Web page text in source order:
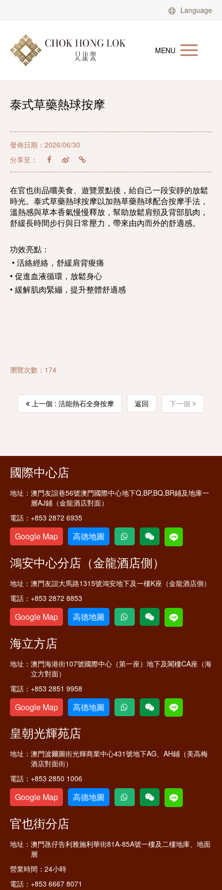
Language
MENU
泰式草藥熱球按摩
發佈日期：2026/06/30
分享至：
在官也街品嚐美食、遊覽景點後，給自己一段安靜的放鬆
時光。泰式草藥熱球按摩以加熱草藥熱球配合按摩手法，
溫熱感與草本香氣慢慢釋放，幫助放鬆肩頸及背部肌肉，
舒緩長時間步行與日常壓力，帶來由內而外的舒適感。
功效亮點：
• 活絡經絡，舒緩肩背痠痛
• 促進血液循環，放鬆身心
• 緩解肌肉緊繃，提升整體舒適感
瀏覽次數：174
上一個 : 活能熱石全身按摩 返回 下一個
國際中心店
地址： 澳門友誼巷56號澳門國際中心地下Q,BP,BQ,BR鋪及地庫一
層AJ鋪（金龍酒店對面）
電話： +853 2872 6935
Google Map 高德地圖
鴻安中心分店（金龍酒店側）
地址： 澳門友誼大馬路1315號鴻安地下及一樓K座（金龍酒店側）
電話： +853 2872 8853
Google Map 高德地圖
海立方店
地址： 澳門海港街107號國際中心（第一座）地下及閣樓CA座（海
立方對面）
電話： +853 2851 9958
Google Map 高德地圖
皇朝光輝苑店
地址： 澳門波爾圖街光輝商業中心431號地下AG、AH鋪（美高梅
酒店對面街）
電話： +853 2850 1006
Google Map 高德地圖
官也街分店
地址： 澳門氹仔告利雅施利華街81A-85A號一樓及二樓地庫、地面
層
營業時間： 24小時
電話： +853 6667 8071